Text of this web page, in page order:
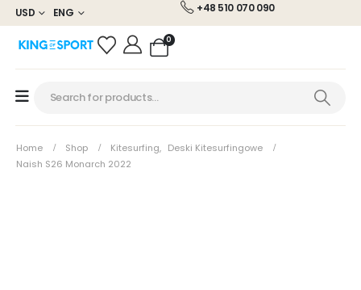
USD ENG +48 510 070 090
0
Home Shop Kitesurfing, Deski Kitesurfingowe
Naish S26 Monarch 2022